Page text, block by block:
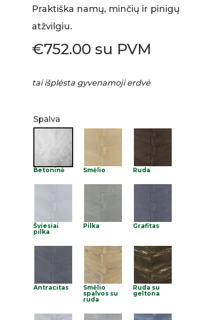
Praktiška namų, minčių ir pinigų
atžvilgiu.
€752.00 su PVM
tai išplėsta gyvenamoji erdvė
Spalva
Betoninė Smėlio Ruda
Šviesiai
pilka
Pilka Grafitas
Antracitas
Smėlio
spalvos su
ruda
Ruda su
geltona